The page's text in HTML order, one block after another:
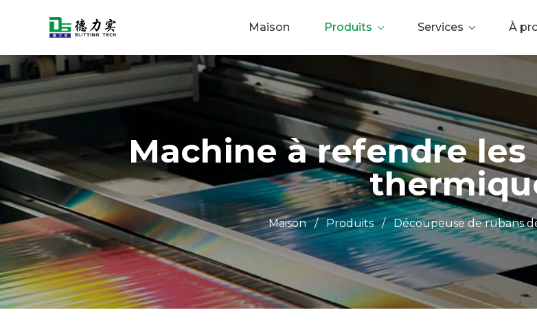
Maison Produits Services À
Machine à refendre
Maison / Produits / Découpeuse de rubans